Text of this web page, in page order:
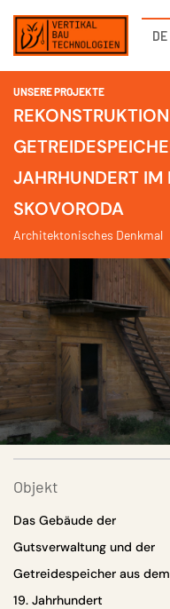
UNSERE PROJEKTE
JAHRHUNDERT
SKOVORODA
Architektonisches Denkmal
Objekt
Das Gebäude der
Gutsverwaltung und der
Getreidespeicher aus dem
19. Jahrhundert